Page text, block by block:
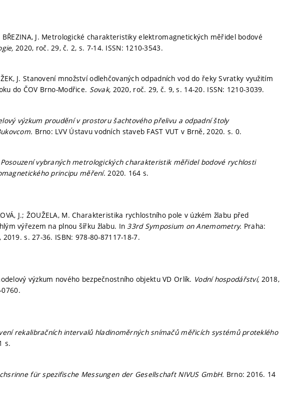
BŘEZINA, J. Metrologické charakteristiky elektromagnetických měřidel bodové
2020, roč. 29, č. 2, s. 7-14. ISSN: 1210-3543.
J. Stanovení množství odlehčovaných odpadních vod do řeky Svratky využitím
do ČOV Brno-Modřice. Sovak, 2020, roč. 29, č. 9,s. 14-20. ISSN: 1210-3039.
výzkum proudění v prostoru šachtového přelivu a odpadní štoly
Brno: LVV Ústavu vodních staveb FAST VUT v Brně, 2020. s. 0.
Posouzení vybraných metrologických charakteristik měřidel bodové rychlosti
principu měření.2020. 164 s.
J.; ŽOUŽELA, M. Charakteristika rychlostního pole v úzkém žlabu před
výřezem na plnou šířku žlabu. In33rd Symposium on Anemometry. Praha:
2019.s. 27-36. ISBN: 978-80-87117-18-7.
výzkum nového bezpečnostního objektu VD Orlík. Vodní hospodářství, 2018,
0760.
rekalibračních intervalů hladinoměrných snímačů měřicích systémů proteklého
s.
für spezifische Messungen der Gesellschaft NIVUS GmbH. Brno: 2016. 14